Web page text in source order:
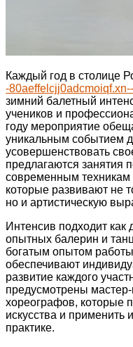
Каждый год в столице
-
зимний балетный
учеников и
году мероприятие
уникальным событием
усовершенствовать
предлагаются занятия
современным
которые развивают не
но и артистическую
Интенсив подходит
опытных балерин и
богатым опытом
обеспечивают
развитие каждого
предусмотрены
хореографов, которые
искусства и
практике.